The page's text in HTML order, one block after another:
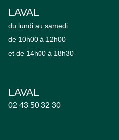
LAVAL
du lundi au samedi
de 10h00 à 12h00
et de 14h00 à 18h30
LAVAL
02 43 50 32 30